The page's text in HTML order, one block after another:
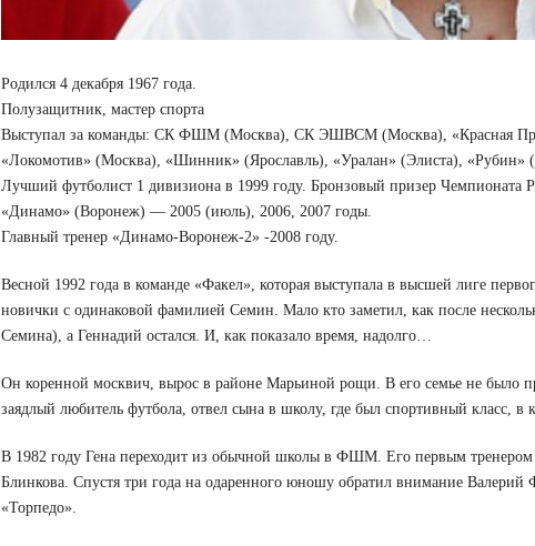
Родился 4 декабря 1967 года.
Полузащитник, мастер спорта
Выступал за команды: СК ФШМ (Москва), СК ЭШВСМ (Москва), «Красная
«Локомотив» (Москва), «Шинник» (Ярославль), «Уралан» (Элиста), «Рубин»
Лучший футболист 1 дивизиона в 1999 году. Бронзовый призер Чемпионата
«Динамо» (Воронеж) — 2005 (июль), 2006, 2007 годы.
Главный тренер «Динамо-Воронеж-2» -2008 году.
Весной 1992 года в команде «Факел», которая выступала в высшей лиге
новички с одинаковой фамилией Семин. Мало кто заметил, как после
Семина), а Геннадий остался. И, как показало время, надолго…
Он коренной москвич, вырос в районе Марьиной рощи. В его семье не было
заядлый любитель футбола, отвел сына в школу, где был спортивный класс, в
В 1982 году Гена переходит из обычной школы в ФШМ. Его первым тренером
Блинкова. Спустя три года на одаренного юношу обратил внимание Валерий
«Торпедо».